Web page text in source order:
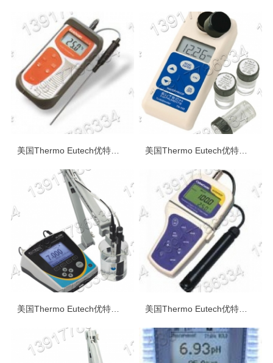
美国Thermo Eutech优特温度计测量仪测试仪 美国Thermo Eutech优特便携式台式浊度测量仪测试仪/比色计
美国Thermo Eutech优特便携式台式水质多参数测量仪测试仪